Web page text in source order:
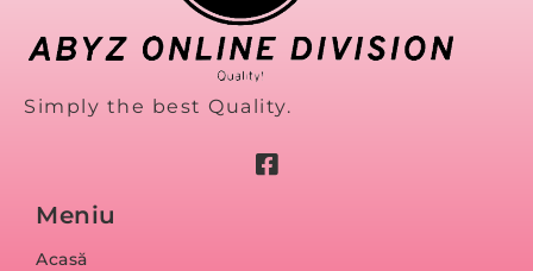
Simply the best Quality.
Meniu
Acasă